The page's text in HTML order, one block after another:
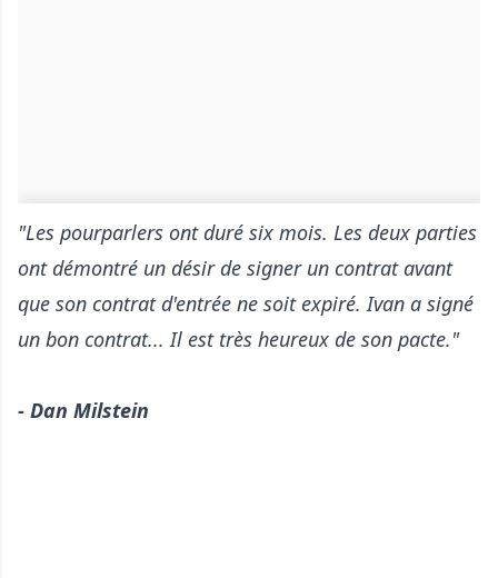
"Les pourparlers ont duré six mois. Les deux parties
ont démontré un désir de signer un contrat avant
que son contrat d'entrée ne soit expiré. Ivan a signé
un bon contrat... Il est très heureux de son pacte."
- Dan Milstein